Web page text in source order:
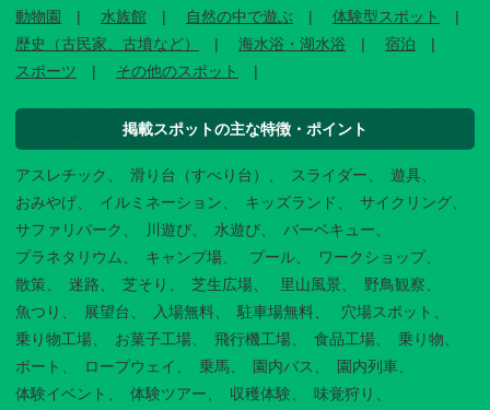
動物園
水族館 自然の中で遊ぶ
体験型スポット
歴史（古民家、古墳など）
海水浴・湖水浴
宿泊
スポーツ
その他のスポット
掲載スポットの主な特徴・ポイント
アスレチック 滑り台（すべり台） スライダー
遊具
おみやげ
イルミネーション キッズランド
サイクリング
サファリパーク
川遊び 水遊び
バーベキュー
プラネタリウム
キャンプ場 プール
ワークショップ
散策
迷路 芝そり 芝生広場 里山風景
野鳥観察
魚つり
展望台 入場無料 駐車場無料
穴場スポット
乗り物工場
お菓子工場 飛行機工場 食品工場
乗り物
ボート
ロープウェイ 乗馬 園内バス
園内列車
体験イベント
体験ツアー 収穫体験 味覚狩り